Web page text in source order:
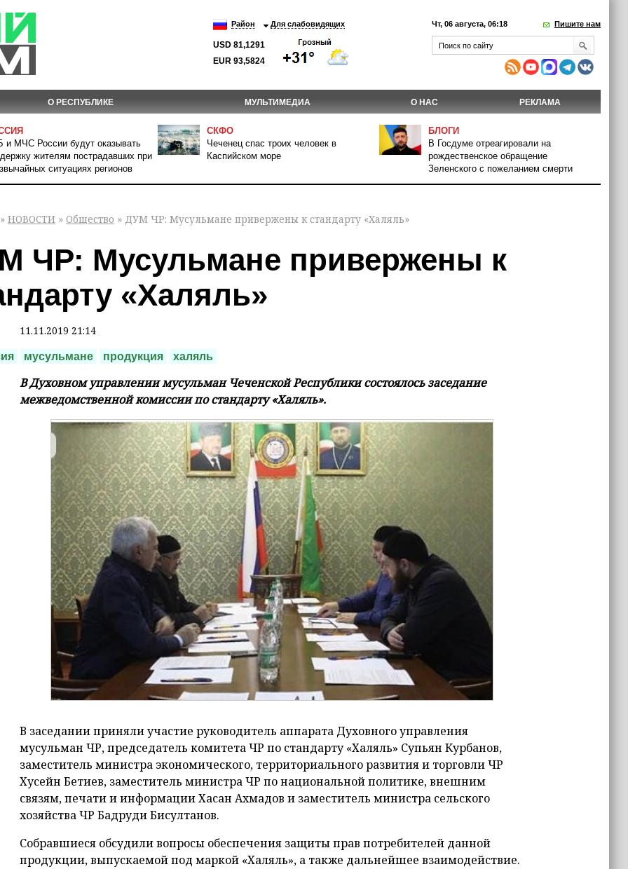
Район Для слабовидящих
USD 81,1291
EUR 93,5824
Чт, 06 августа, 06:18 Пишите нам
О РЕСПУБЛИКЕ МУЛЬТИМЕДИА О НАС РЕКЛАМА
и МЧС России будут оказывать
жителям пострадавших при
ситуациях регионов
СКФО
Чеченец спас троих человек в
Каспийском море
БЛОГИ
В Госдуме отреагировали на
рождественское обращение
Зеленского с пожеланием смерти
» НОВОСТИ » Общество » ДУМ ЧР: Мусульмане привержены к стандарту «Халяль»
ЧР: Мусульмане привержены к
«Халяль»
11.11.2019 21:14
мусульмане продукция халяль
В Духовном управлении мусульман Чеченской Республики состоялось заседание
межведомственной комиссии по стандарту «Халяль».
В заседании приняли участие руководитель аппарата Духовного управления
мусульман ЧР, председатель комитета ЧР по стандарту «Халяль» Супьян Курбанов,
заместитель министра экономического, территориального развития и торговли ЧР
Хусейн Бетиев, заместитель министра ЧР по национальной политике, внешним
связям, печати и информации Хасан Ахмадов и заместитель министра сельского
хозяйства ЧР Бадруди Бисултанов.
Собравшиеся обсудили вопросы обеспечения защиты прав потребителей данной
продукции, выпускаемой под маркой «Халяль», а также дальнейшее взаимодействие.